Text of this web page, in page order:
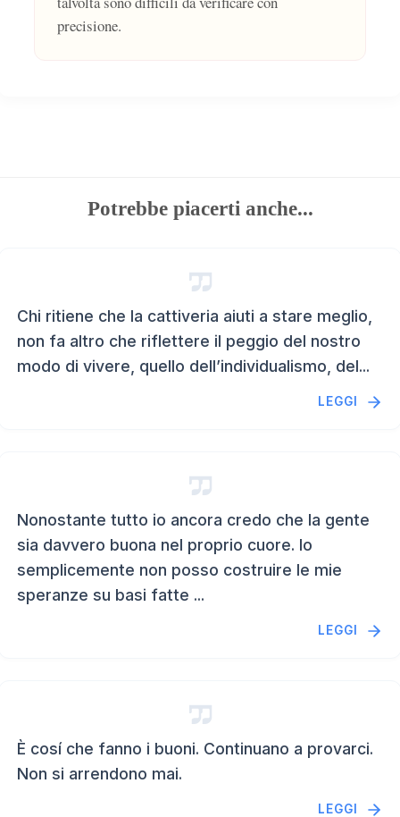
precisione.
Potrebbe piacerti anche...
Chi ritiene che la cattiveria aiuti a stare meglio,
non fa altro che riflettere il peggio del nostro
modo di vivere, quello dell’individualismo, del...
LEGGI
Nonostante tutto io ancora credo che la gente
sia davvero buona nel proprio cuore. Io
semplicemente non posso costruire le mie
speranze su basi fatte ...
LEGGI
È cosí che fanno i buoni. Continuano a provarci.
Non si arrendono mai.
LEGGI